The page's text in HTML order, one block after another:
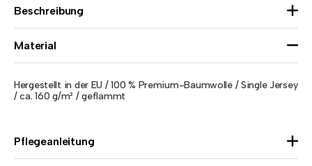
Beschreibung
Material
Hergestellt in der EU / 100 % Premium-Baumwolle / Single Jersey
/ ca. 160 g/m² / geflammt
Pflegeanleitung